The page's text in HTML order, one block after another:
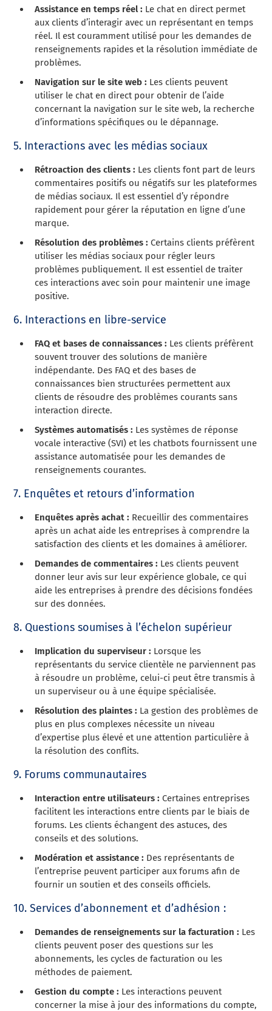
Assistance en temps réel : Le chat en direct permet
aux clients d’interagir avec un représentant en temps
réel. Il est couramment utilisé pour les demandes de
renseignements rapides et la résolution immédiate de
problèmes.
Navigation sur le site web : Les clients peuvent
utiliser le chat en direct pour obtenir de l’aide
concernant la navigation sur le site web, la recherche
d’informations spécifiques ou le dépannage.
5. Interactions avec les médias sociaux
Rétroaction des clients : Les clients font part de leurs
commentaires positifs ou négatifs sur les plateformes
de médias sociaux. Il est essentiel d’y répondre
rapidement pour gérer la réputation en ligne d’une
marque.
Résolution des problèmes :Certains clients préfèrent
utiliser les médias sociaux pour régler leurs
problèmes publiquement. Il est essentiel de traiter
ces interactions avec soin pour maintenir une image
positive.
6. Interactions en libre-service
FAQ et bases de connaissances : Les clients préfèrent
souvent trouver des solutions de manière
indépendante. Des FAQ et des bases de
connaissances bien structurées permettent aux
clients de résoudre des problèmes courants sans
interaction directe.
Systèmes automatisés : Les systèmes de réponse
vocale interactive (SVI) et les chatbots fournissent une
assistance automatisée pour les demandes de
renseignements courantes.
7. Enquêtes et retours d’information
Enquêtes après achat : Recueillir des commentaires
après un achat aide les entreprises à comprendre la
satisfaction des clients et les domaines à améliorer.
Demandes de commentaires : Les clients peuvent
donner leur avis sur leur expérience globale, ce qui
aide les entreprises à prendre des décisions fondées
sur des données.
8. Questions soumises à l’échelon supérieur
Implication du superviseur : Lorsque les
représentants du service clientèle ne parviennent pas
à résoudre un problème, celui-ci peut être transmis à
un superviseur ou à une équipe spécialisée.
Résolution des plaintes : La gestion des problèmes de
plus en plus complexes nécessite un niveau
d’expertise plus élevé et une attention particulière à
la résolution des conflits.
9. Forums communautaires
Interaction entre utilisateurs :Certaines entreprises
facilitent les interactions entre clients par le biais de
forums. Les clients échangent des astuces, des
conseils et des solutions.
Modération et assistance : Des représentants de
l’entreprise peuvent participer aux forums afin de
fournir un soutien et des conseils officiels.
10. Services d’abonnement et d’adhésion :
Demandes de renseignements sur la facturation : Les
clients peuvent poser des questions sur les
abonnements, les cycles de facturation ou les
méthodes de paiement.
Gestion du compte : Les interactions peuvent
concerner la mise à jour des informations du compte,